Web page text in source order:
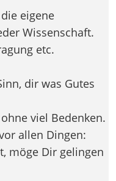
eigene
Wissenschaft.
etc.
dir was Gutes
viel Bedenken.
allen Dingen:
möge Dir gelingen